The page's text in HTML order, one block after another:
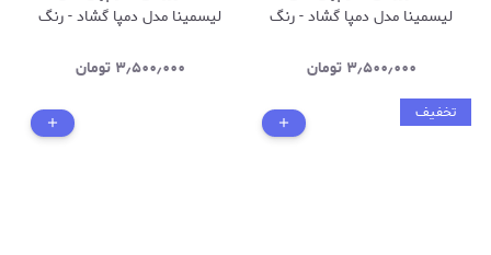
لیسمینا مدل دمپا گشاد - رنگ
۳٫۵۰۰٫۰۰۰ تومان
لیسمینا مدل دمپا گشاد - رنگ
۳٫۵۰۰٫۰۰۰ تومان
تخفیف